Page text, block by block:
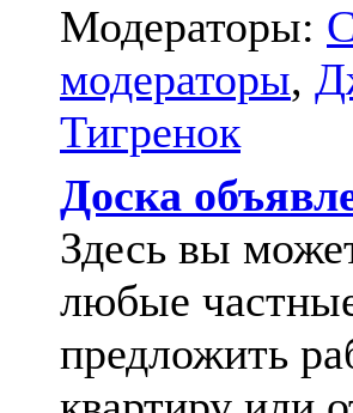
Модераторы:
модераторы,
Тигренок
Доска
Здесь вы
любые
предложить